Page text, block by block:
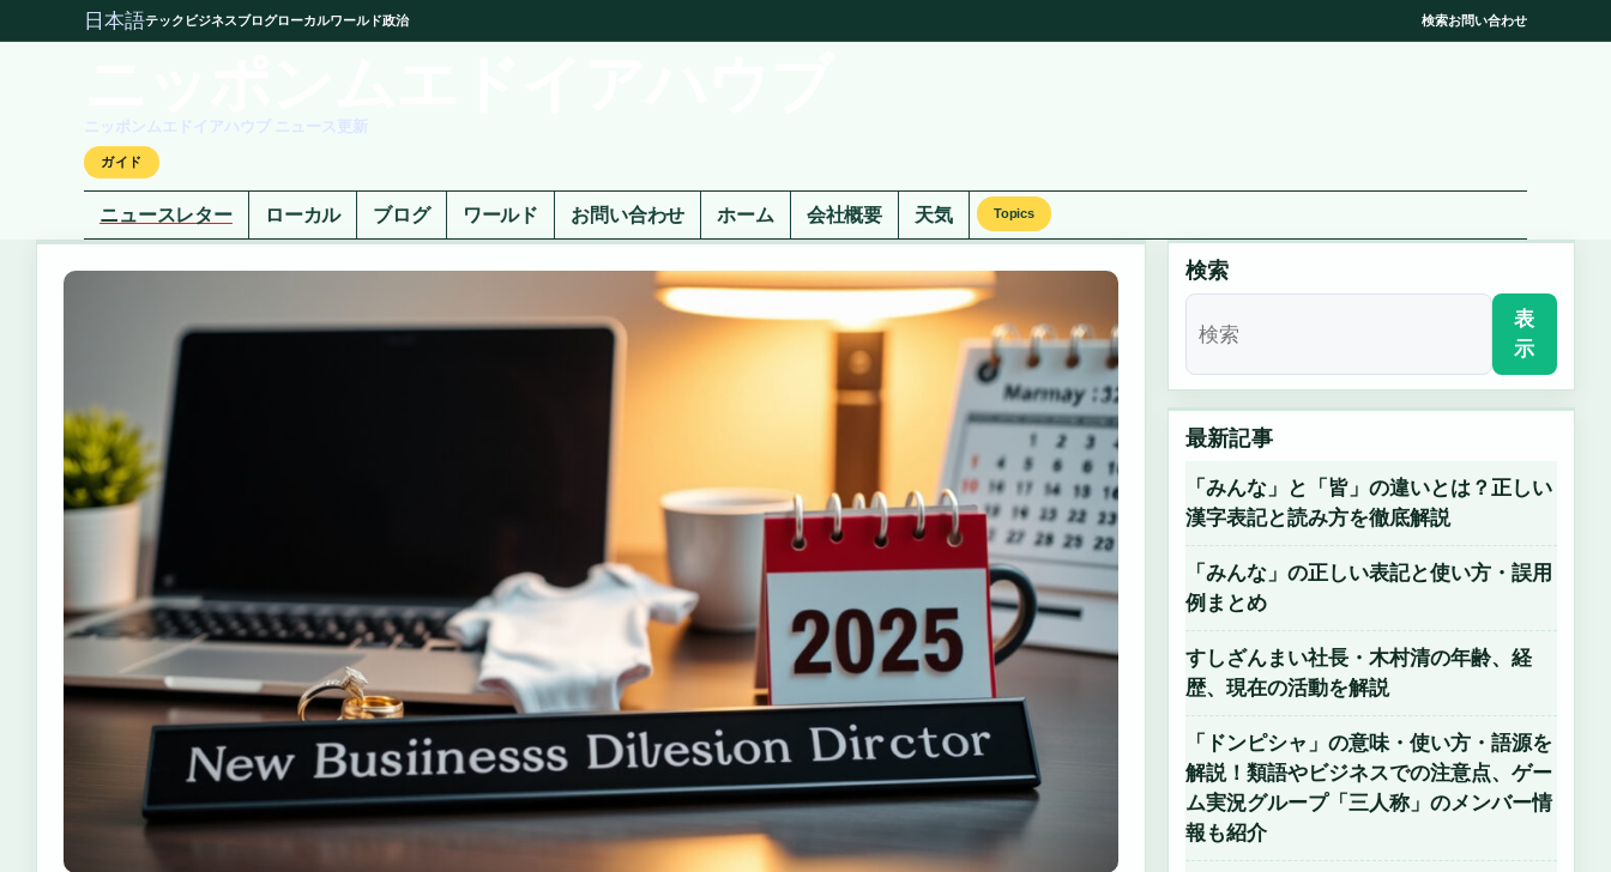
日本語テック ビジネスブログローカルワールド政治 検索お問い合わせ
ニッポンムエドイアハウブ ニュース更新
ガイド
ニュースレター ローカル ブログ ワールド お問い合わせ ホーム 会社概要 天気 Topics
検索
表
示
最新記事
「みんな」と「皆」の違いとは？正しい
漢字表記と読み方を徹底解説
「みんな」の正しい表記と使い方・誤用
例まとめ
すしざんまい社長・木村清の年齢、経
歴、現在の活動を解説
「ドンピシャ」の意味・使い方・語源を
解説！類語やビジネスでの注意点、ゲー
ム実況グループ「三人称」のメンバー情
報も紹介